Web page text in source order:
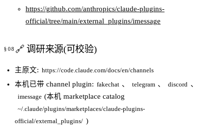
https://github.com/anthropics/claude-plugins-
official/tree/main/external_plugins/imessage
🔗 调研来源(可校验)
主原文: https://code.claude.com/docs/en/channels
本机已带 channel plugin: fakechat 、 telegram 、 discord 、
imessage (本机 marketplace catalog
~/.claude/plugins/marketplaces/claude-plugins-
official/external_plugins/ )